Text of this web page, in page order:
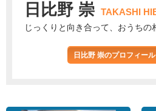
日比野 崇 TAKASHI
じっくりと向き合って、おうちの
日比野 崇のプロフィー